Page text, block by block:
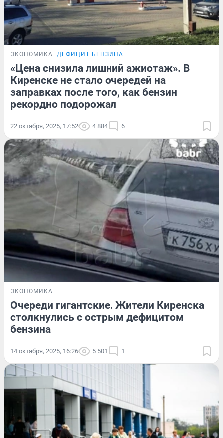
ЭКОНОМИКА ДЕФИЦИТ БЕНЗИНА
«Цена снизила лишний ажиотаж». В
Киренске не стало очередей на
заправках после того, как бензин
рекордно подорожал
22 октября, 2025, 17:52 4 884 6
ЭКОНОМИКА
Очереди гигантские. Жители Киренска
столкнулись с острым дефицитом
бензина
14 октября, 2025, 16:26 5 501 1